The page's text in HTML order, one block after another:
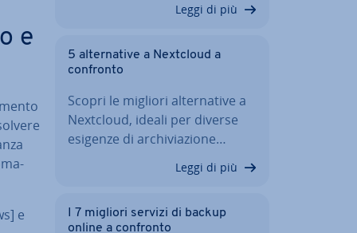
e
e
Leggi di più
5 al­ter­na­ti­ve a Nextcloud a
confronto
Scopri le migliori al­ter­na­ti­ve a
Nextcloud, ideali per diverse
esigenze di ar­chi­via­zio­ne…
Leggi di più
I 7 migliori servizi di backup
online a confronto